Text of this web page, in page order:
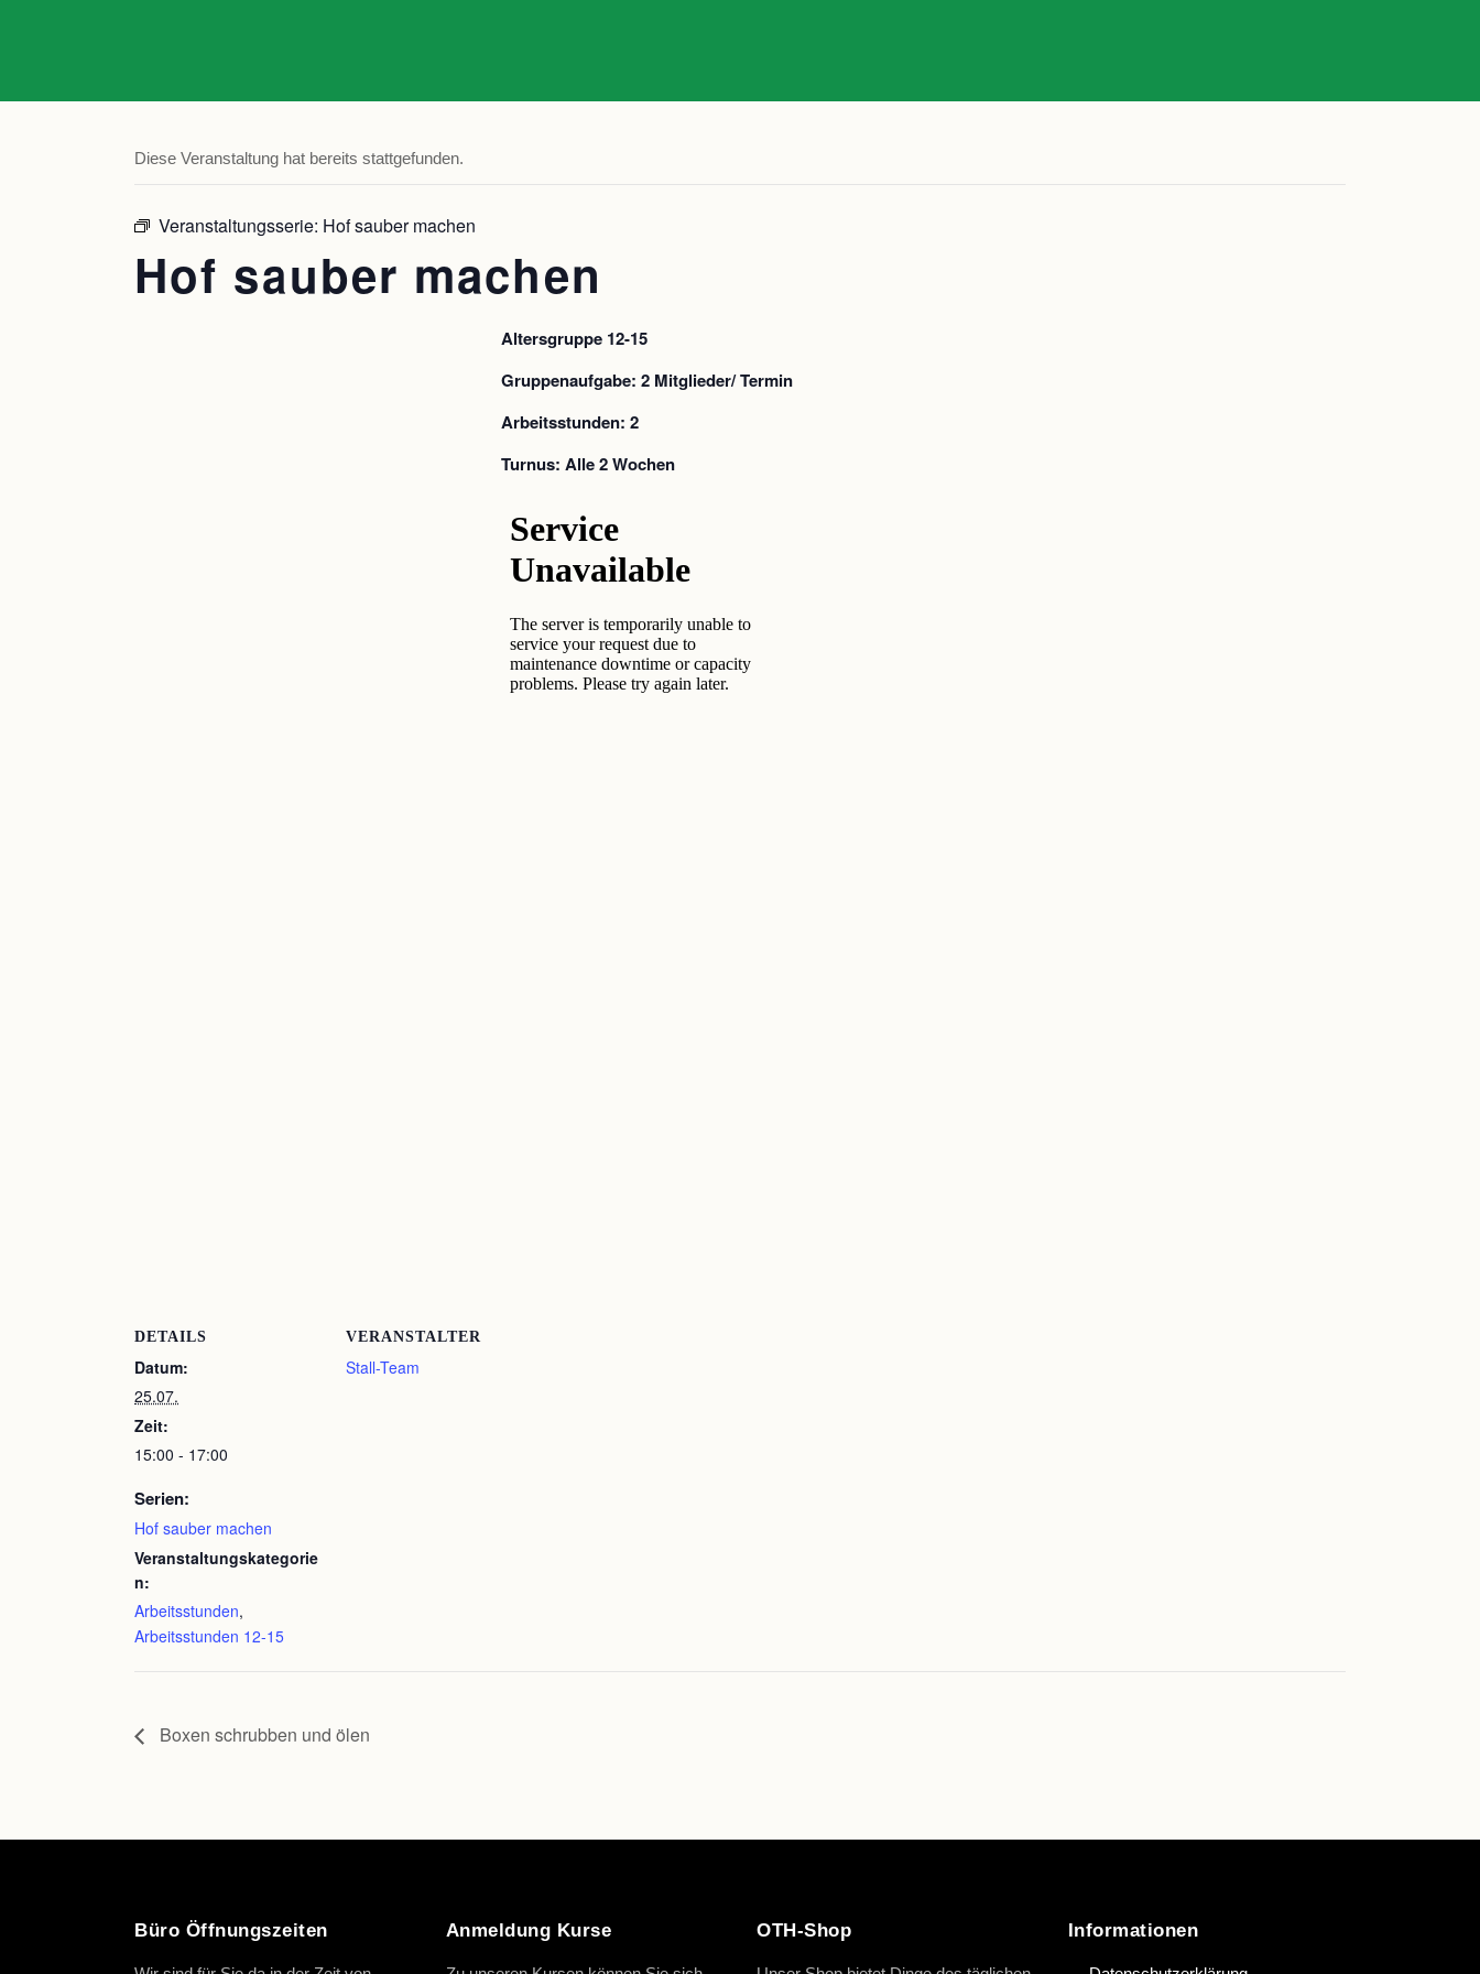
Diese Veranstaltung hat bereits stattgefunden.
Veranstaltungsserie: Hof sauber machen
Hof sauber machen
Altersgruppe 12-15
Gruppenaufgabe: 2 Mitglieder/ Termin
Arbeitsstunden: 2
Turnus: Alle 2 Wochen
DETAILS
Datum:
25.07.
Zeit:
15:00 - 17:00
Serien:
Hof sauber machen
Veranstaltungskategorie
n:
Arbeitsstunden,
Arbeitsstunden 12-15
VERANSTALTER
Stall-Team
Boxen schrubben und ölen
Büro Öffnungszeiten Anmeldung Kurse OTH-Shop Informationen